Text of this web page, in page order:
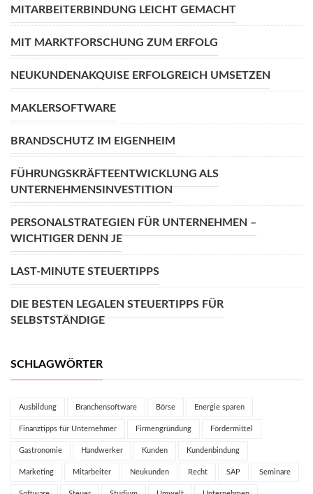
MITARBEITERBINDUNG LEICHT GEMACHT
MIT MARKTFORSCHUNG ZUM ERFOLG
NEUKUNDENAKQUISE ERFOLGREICH UMSETZEN
MAKLERSOFTWARE
BRANDSCHUTZ IM EIGENHEIM
FÜHRUNGSKRÄFTEENTWICKLUNG ALS
UNTERNEHMENSINVESTITION
PERSONALSTRATEGIEN FÜR UNTERNEHMEN –
WICHTIGER DENN JE
LAST-MINUTE STEUERTIPPS
DIE BESTEN LEGALEN STEUERTIPPS FÜR
SELBSTSTÄNDIGE
SCHLAGWÖRTER
Ausbildung Branchensoftware Börse Energie sparen
Finanztipps für Unternehmer Firmengründung Fördermittel
Gastronomie Handwerker Kunden Kundenbindung
Marketing Mitarbeiter Neukunden Recht SAP Seminare